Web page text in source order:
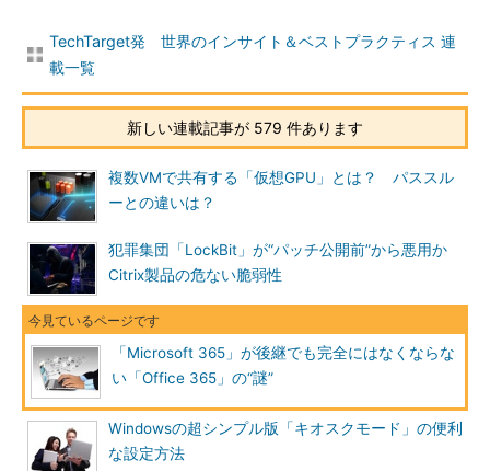
TechTarget発 世界のインサイト＆ベストプラクティス 連
載一覧
新しい連載記事が 579 件あります
複数VMで共有する「仮想GPU」とは？ パススル
ーとの違いは？
犯罪集団「LockBit」が“パッチ公開前”から悪用か
Citrix製品の危ない脆弱性
「Microsoft 365」が後継でも完全にはなくならな
い「Office 365」の“謎”
Windowsの超シンプル版「キオスクモード」の便利
な設定方法